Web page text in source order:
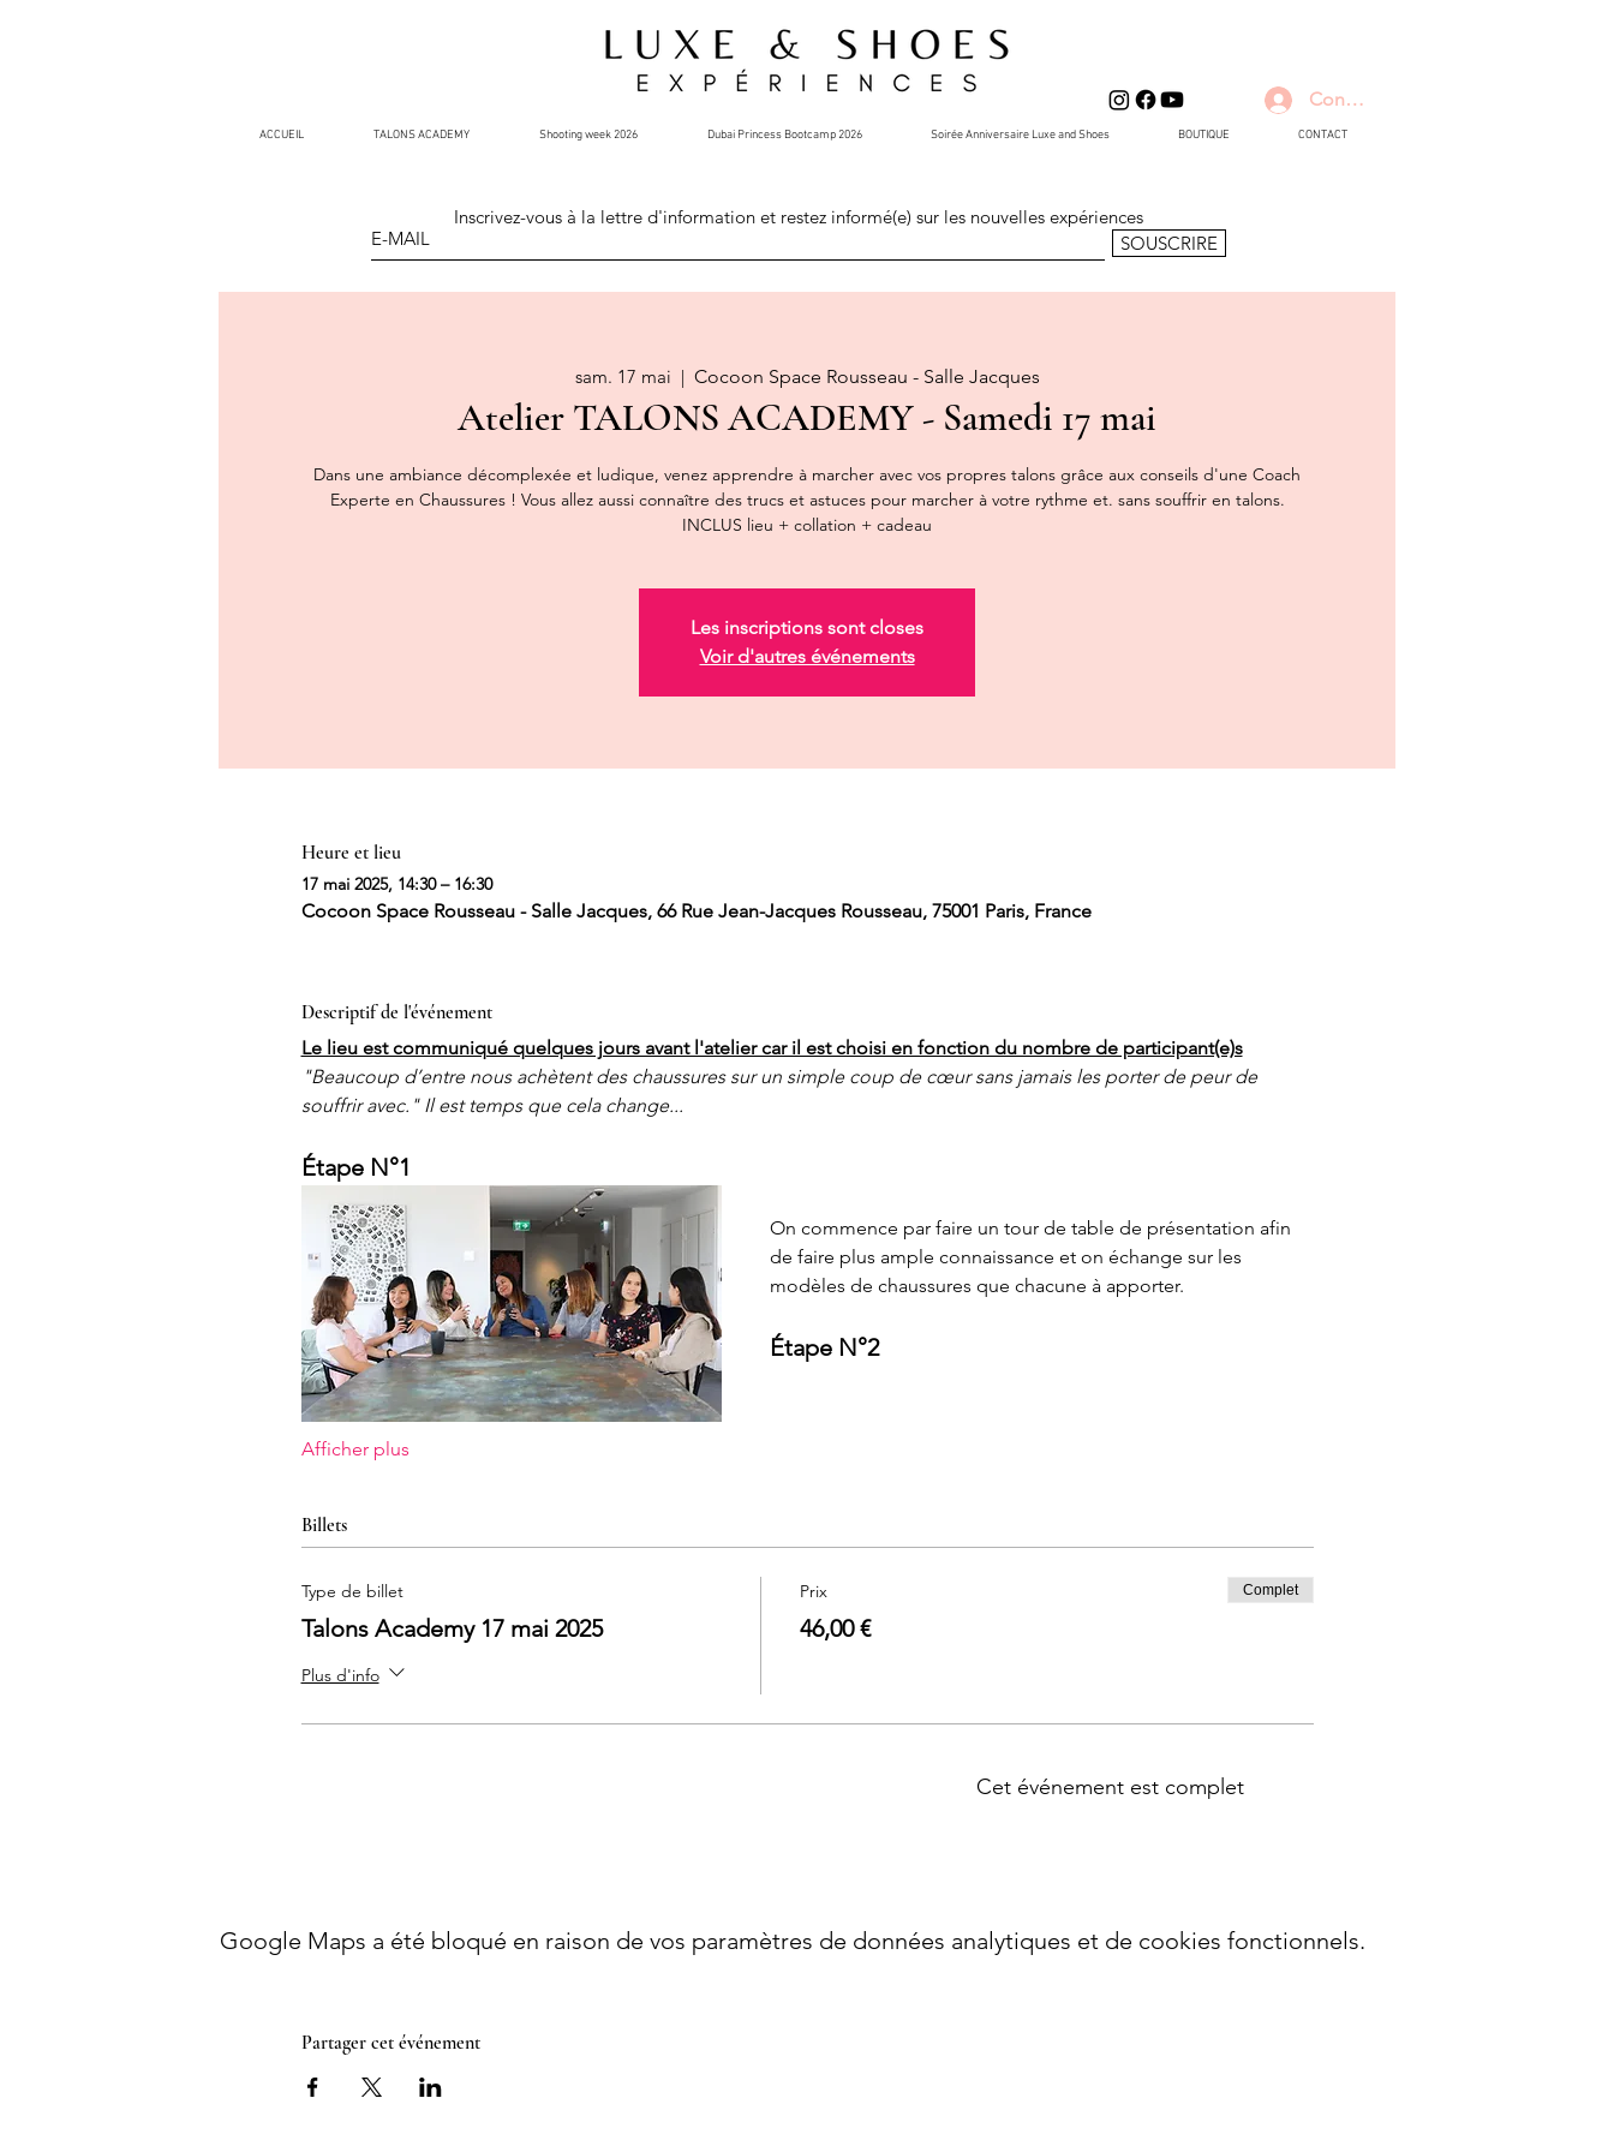
Connexion
ACCUEIL TALONS ACADEMY Shooting week 2026 Dubai Princess Bootcamp 2026 Soirée Anniversaire Luxe and Shoes BOUTIQUE CONTACT
Inscrivez-vous à la lettre d'information et restez informé(e) sur les nouvelles expériences
SOUSCRIRE
sam. 17 mai
  |
Cocoon Space Rousseau - Salle Jacques
Atelier TALONS ACADEMY - Samedi 17 mai
Dans une ambiance décomplexée et ludique, venez apprendre à marcher avec vos propres talons grâce aux conseils d'une Coach
Experte en Chaussures ! Vous allez aussi connaître des trucs et astuces pour marcher à votre rythme et. sans souffrir en talons.
INCLUS lieu + collation + cadeau
Les inscriptions sont closes
Voir d'autres événements
Heure et lieu
17 mai 2025, 14:30 – 16:30
Cocoon Space Rousseau - Salle Jacques, 66 Rue Jean-Jacques Rousseau, 75001 Paris, France
Descriptif de l'événement
Le lieu est communiqué quelques jours avant l'atelier car il est choisi en fonction du nombre de participant(e)s
"Beaucoup d’entre nous achètent des chaussures sur un simple coup de cœur sans jamais les porter de peur de
souffrir avec." Il est temps que cela change...
Étape N°1
On commence par faire un tour de table de présentation afin
de faire plus ample connaissance et on échange sur les
modèles de chaussures que chacune à apporter.
Étape N°2
Afficher plus
Billets
Type de billet
Talons Academy 17 mai 2025
Plus d'info
Prix
46,00 €
Complet
Cet événement est complet
Google Maps a été bloqué en raison de vos paramètres de données analytiques et de cookies fonctionnels.
Partager cet événement